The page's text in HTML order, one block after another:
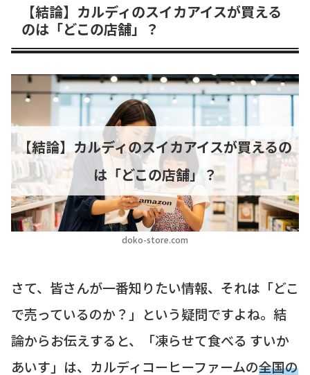
【結論】カルディのスイカアイスが買える
のは「どこの店舗」？
doko-store.com
【結論】カルディのスイカアイスが買えるの
は「どこの店舗」？
さて、皆さんが一番知りたい情報、それは「どこ
で売っているのか？」という疑問ですよね。結
論からお伝えすると、「凍らせて食べる すいか
あいす」は、カルディコーヒーファームの全国の